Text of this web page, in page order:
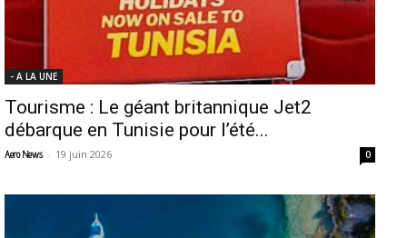
- A LA UNE
Tourisme : Le géant britannique Jet2
débarque en Tunisie pour l’été...
Aero News - 19 juin 2026 0